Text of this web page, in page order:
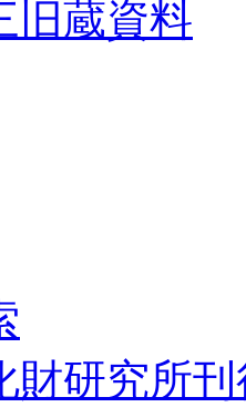
旧蔵資料
財研究所